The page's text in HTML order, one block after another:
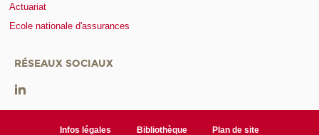
Actuariat
Ecole nationale d'assurances
RÉSEAUX SOCIAUX
Infos légales Bibliothèque Plan de site